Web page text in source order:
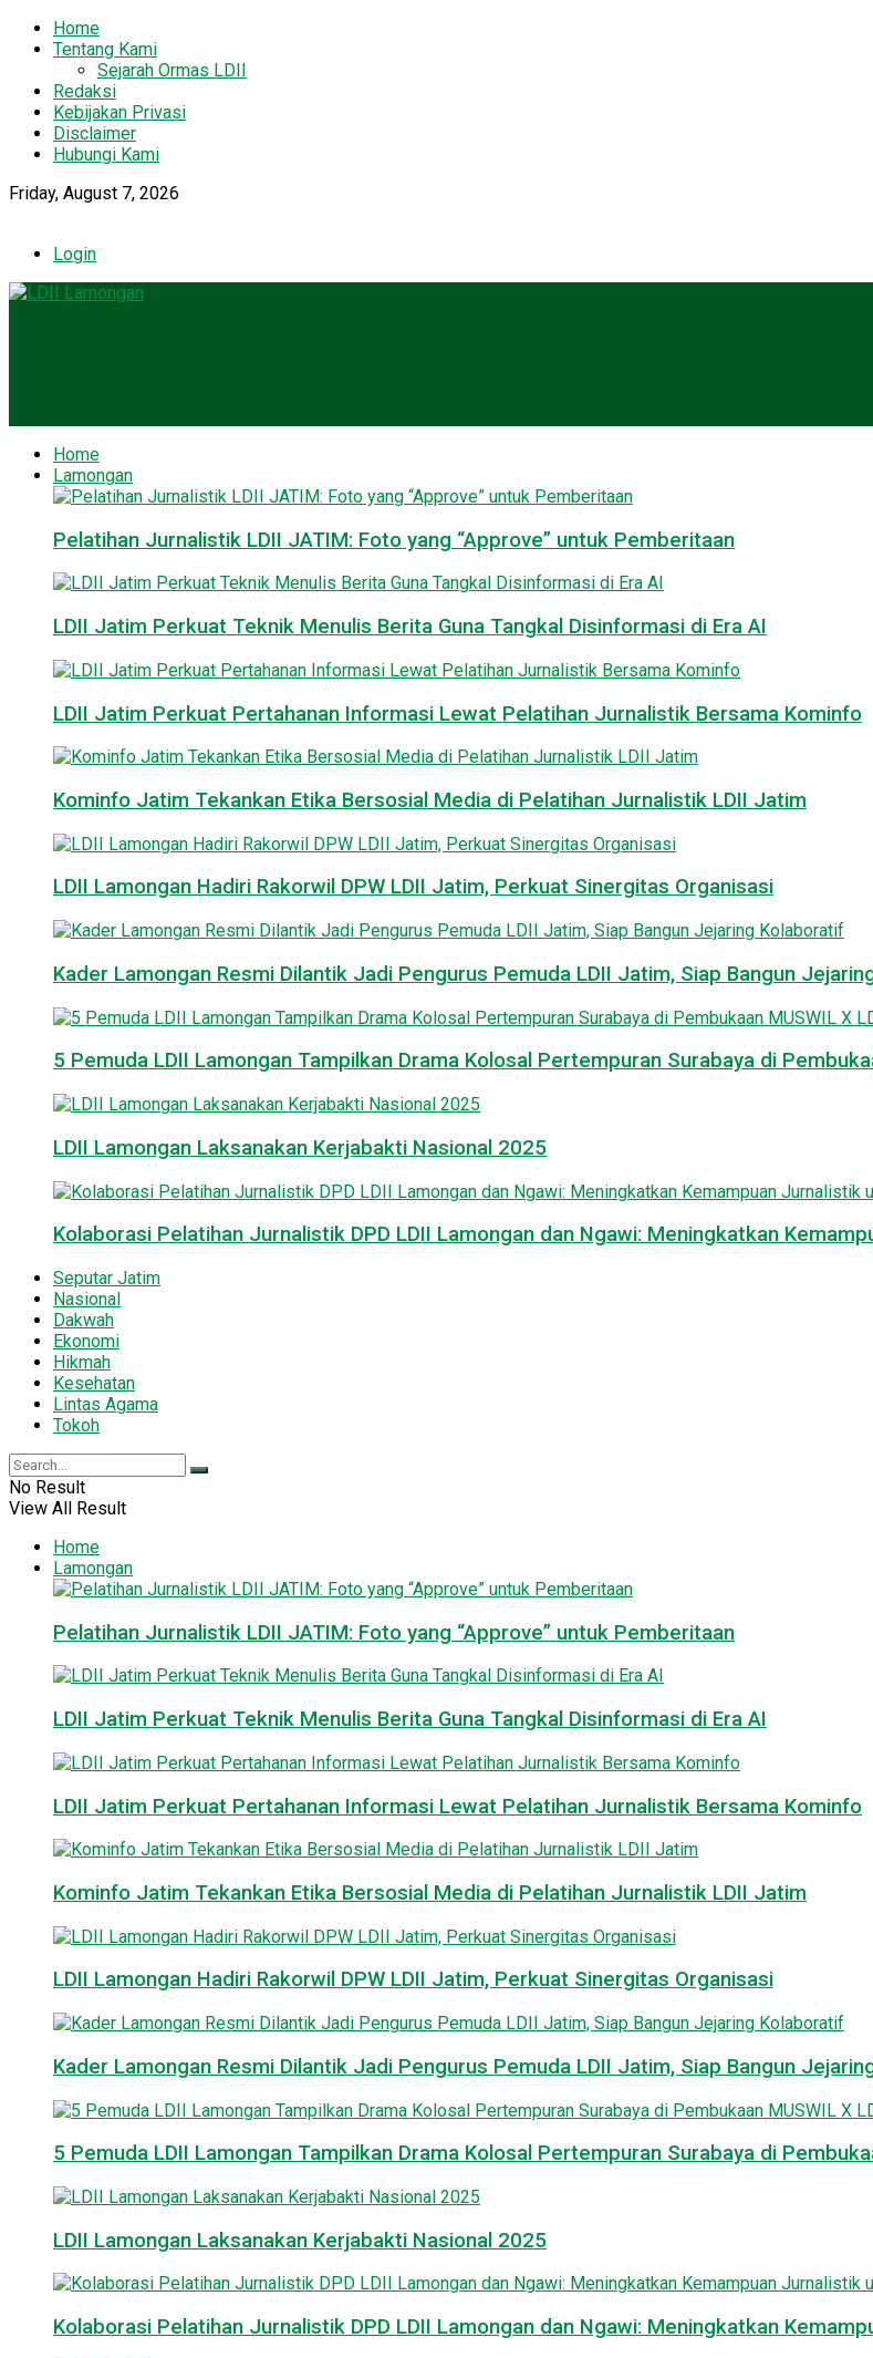
Home
Tentang Kami
Sejarah Ormas LDII
Redaksi
Kebijakan Privasi
Disclaimer
Hubungi Kami
Friday, August 7, 2026
Login
Home
Lamongan
Pelatihan Jurnalistik LDII JATIM: Foto yang “Approve” untuk Pemberitaan
LDII Jatim Perkuat Teknik Menulis Berita Guna Tangkal Disinformasi di Era AI
LDII Jatim Perkuat Pertahanan Informasi Lewat Pelatihan Jurnalistik Bersama Kominfo
Kominfo Jatim Tekankan Etika Bersosial Media di Pelatihan Jurnalistik LDII Jatim
LDII Lamongan Hadiri Rakorwil DPW LDII Jatim, Perkuat Sinergitas Organisasi
Kader Lamongan Resmi Dilantik Jadi Pengurus Pemuda LDII Jatim, Siap Bangun
5 Pemuda LDII Lamongan Tampilkan Drama Kolosal Pertempuran Surabaya di
LDII Lamongan Laksanakan Kerjabakti Nasional 2025
Kolaborasi Pelatihan Jurnalistik DPD LDII Lamongan dan Ngawi: Meningkatkan
Seputar Jatim
Nasional
Dakwah
Ekonomi
Hikmah
Kesehatan
Lintas Agama
Tokoh
No Result
View All Result
Home
Lamongan
Pelatihan Jurnalistik LDII JATIM: Foto yang “Approve” untuk Pemberitaan
LDII Jatim Perkuat Teknik Menulis Berita Guna Tangkal Disinformasi di Era AI
LDII Jatim Perkuat Pertahanan Informasi Lewat Pelatihan Jurnalistik Bersama Kominfo
Kominfo Jatim Tekankan Etika Bersosial Media di Pelatihan Jurnalistik LDII Jatim
LDII Lamongan Hadiri Rakorwil DPW LDII Jatim, Perkuat Sinergitas Organisasi
Kader Lamongan Resmi Dilantik Jadi Pengurus Pemuda LDII Jatim, Siap Bangun
5 Pemuda LDII Lamongan Tampilkan Drama Kolosal Pertempuran Surabaya di
LDII Lamongan Laksanakan Kerjabakti Nasional 2025
Kolaborasi Pelatihan Jurnalistik DPD LDII Lamongan dan Ngawi: Meningkatkan